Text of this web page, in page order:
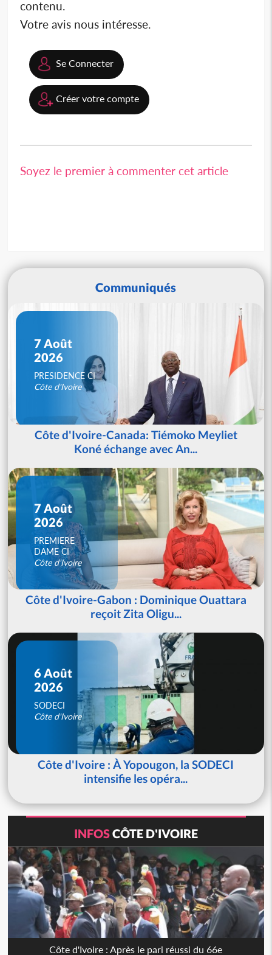
contenu.
Votre avis nous intéresse.
Se Connecter
Créer votre compte
Soyez le premier à commenter cet article
Communiqués
7 Août
2026
PRESIDENCE CI
Côte d'Ivoire
Côte d'Ivoire-Canada: Tiémoko Meyliet
Koné échange avec An...
7 Août
2026
PREMIERE
DAME CI
Côte d'Ivoire
Côte d'Ivoire-Gabon : Dominique Ouattara
reçoit Zita Oligu...
6 Août
2026
SODECI
Côte d'Ivoire
Côte d'Ivoire : À Yopougon, la SODECI
intensifie les opéra...
INFOSCÔTE D'IVOIRE
Côte d'Ivoire : Après le pari réussi du 66e